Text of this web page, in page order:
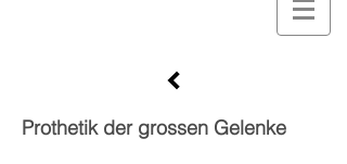
Prothetik der grossen Gelenke